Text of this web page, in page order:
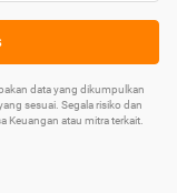
data yang dikumpulkan
sesuai. Segala risiko dan
atau mitra terkait.